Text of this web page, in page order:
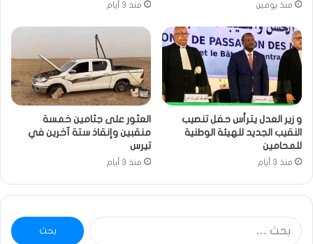
منذ يومين منذ 3 أيام
و زير العدل يترأس حفل تنصيب
النقيب الجديد للهيئة الوطنية
للمحامين
منذ 3 أيام
العثور على جثامين خمسة
منقبين وإنقاذ ستة آخرين في
تيرس
منذ 3 أيام
البحث
عن: